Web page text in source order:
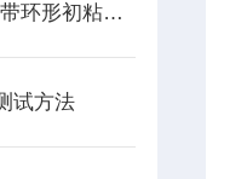
GB T31125-2014胶带环形初粘性测试方法
试方法